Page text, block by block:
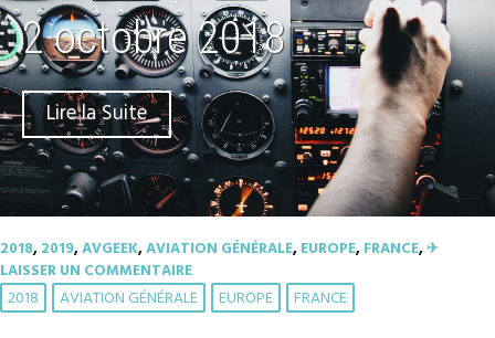
2 octobre 2018
Lire la Suite
2018,2019,AVGEEK,AVIATION GÉNÉRALE,EUROPE,FRANCE,✈︎
LAISSER UN COMMENTAIRE
2018 AVIATION GÉNÉRALE EUROPE FRANCE